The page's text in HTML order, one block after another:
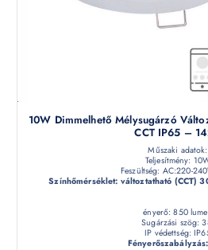
10W Dimmelhető Mélysugárzó
CCT IP65 –
Műszaki adatok:
Teljesítmény:
Feszültség: AC:220-
Színhőmérséklet: változtatható (CCT)
ényerő: 850
Sugárzási szög:
IP védettség: